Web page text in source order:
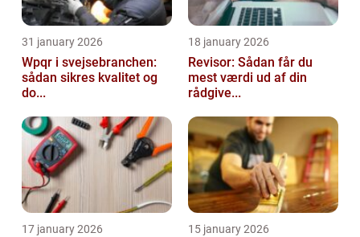
31 january 2026
Wpqr i svejsebranchen:
sådan sikres kvalitet og
do...
18 january 2026
Revisor: Sådan får du
mest værdi ud af din
rådgive...
17 january 2026 15 january 2026